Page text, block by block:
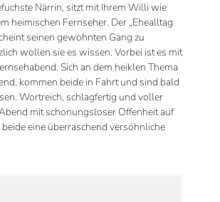
Närrin, sitzt mit Ihrem Willi wie
heimischen Fernseher. Der „Ehealltag
seinen gewohnten Gang zu
wollen sie es wissen. Vorbei ist es mit
Sich an dem heiklen Thema
kommen beide in Fahrt und sind bald
Wortreich, schlagfertig und voller
mit schonungsloser Offenheit auf
beide eine überraschend versöhnliche